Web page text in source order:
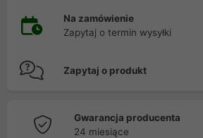
Na zamówienie
Zapytaj o termin wysyłki
Zapytaj o produkt
Gwarancja producenta
24 miesiące